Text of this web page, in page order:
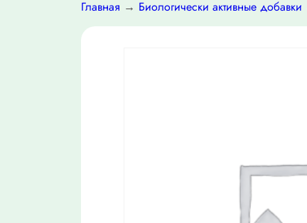
Главная → Биологически активные добавки